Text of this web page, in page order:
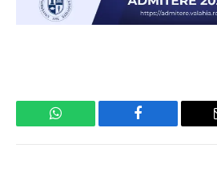
WhatsApp Facebook